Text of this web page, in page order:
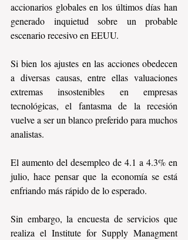
accionarios globales en los últimos días han
generado inquietud sobre un probable
escenario recesivo en EEUU.
Si bien los ajustes en las acciones obedecen
a diversas causas, entre ellas valuaciones
extremas insostenibles en empresas
tecnológicas, el fantasma de la recesión
vuelve a ser un blanco preferido para muchos
analistas.
El aumento del desempleo de 4.1 a 4.3% en
julio, hace pensar que la economía se está
enfriando más rápido de lo esperado.
Sin embargo, la encuesta de servicios que
realiza el Institute for Supply Managment